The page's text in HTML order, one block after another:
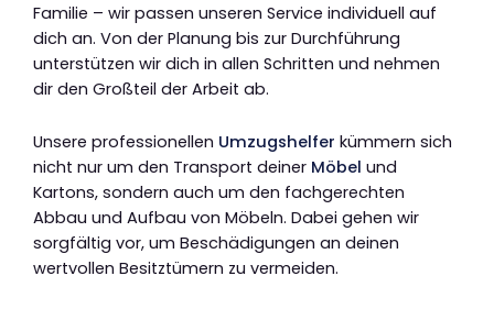
Familie – wir passen unseren Service individuell auf
dich an. Von der Planung bis zur Durchführung
unterstützen wir dich in allen Schritten und nehmen
dir den Großteil der Arbeit ab.
Unsere professionellen Umzugshelfer kümmern sich
nicht nur um den Transport deiner Möbel und
Kartons, sondern auch um den fachgerechten
Abbau und Aufbau von Möbeln. Dabei gehen wir
sorgfältig vor, um Beschädigungen an deinen
wertvollen Besitztümern zu vermeiden.